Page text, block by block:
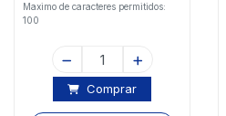
Maximo de caracteres permitidos:
100
Comprar